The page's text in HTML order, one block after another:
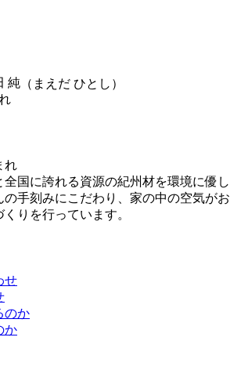
純 （まえだ ひとし）
れ
国に誇れる資源の紀州材を環境に優し
手刻みにこだわり、家の中の空気がお
りを行っています。
か